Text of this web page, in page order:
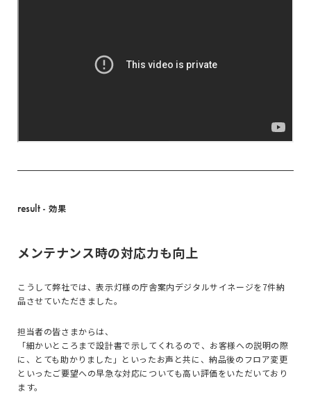
result- 効果
メンテナンス時の対応力も向上
こうして弊社では、表示灯様の庁舎案内デジタルサイネージを7件納
品させていただきました。
担当者の皆さまからは、
「細かいところまで設計書で示してくれるので、お客様への説明の際
に、とても助かりました」といったお声と共に、納品後のフロア変更
といったご要望への早急な対応についても高い評価をいただいており
ます。